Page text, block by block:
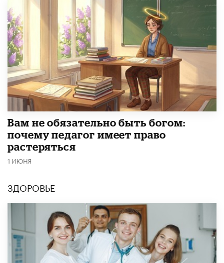
​Вам не обязательно быть богом:
почему педагог имеет право
растеряться
1 ИЮНЯ
ЗДОРОВЬЕ